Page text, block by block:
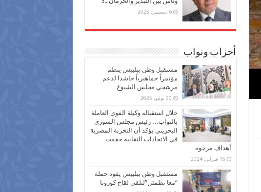
6 ديسمبر، 2025
أحزاب ونواب
مستقبل وطن ببلبيس ينظم
مؤتمراً جماهيرياً حاشدا لدعم
مرشحي مجلس الشيوخ
30 يوليو، 2025
خلال استقباله وكيلة القوي العاملة
بالنواب… رئيس مجلس الشورى
البحريني يؤكد أن التجربة المصرية
في الاتحادات النقابية حققت
أهداف مرجوة
15 فبراير، 2024
مستقبل وطن ببلبيس يقود حملة
“معا نطمئن”لتلقي لقاح كورونا